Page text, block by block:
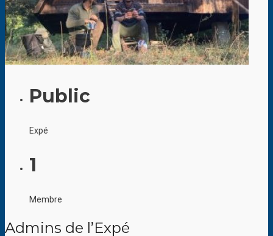
Public
Expé
1
Membre
Admins de l’Expé